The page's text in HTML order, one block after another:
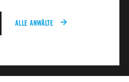
ALLE ANWÄLTE